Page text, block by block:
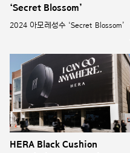
‘Secret Blossom’
2024 아모레성수 ‘Secret Blossom’
HERA Black Cushion